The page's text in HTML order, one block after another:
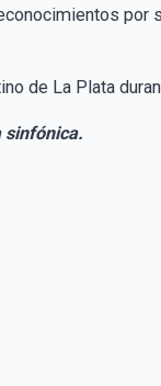
por
de La Plata
sinfónica.